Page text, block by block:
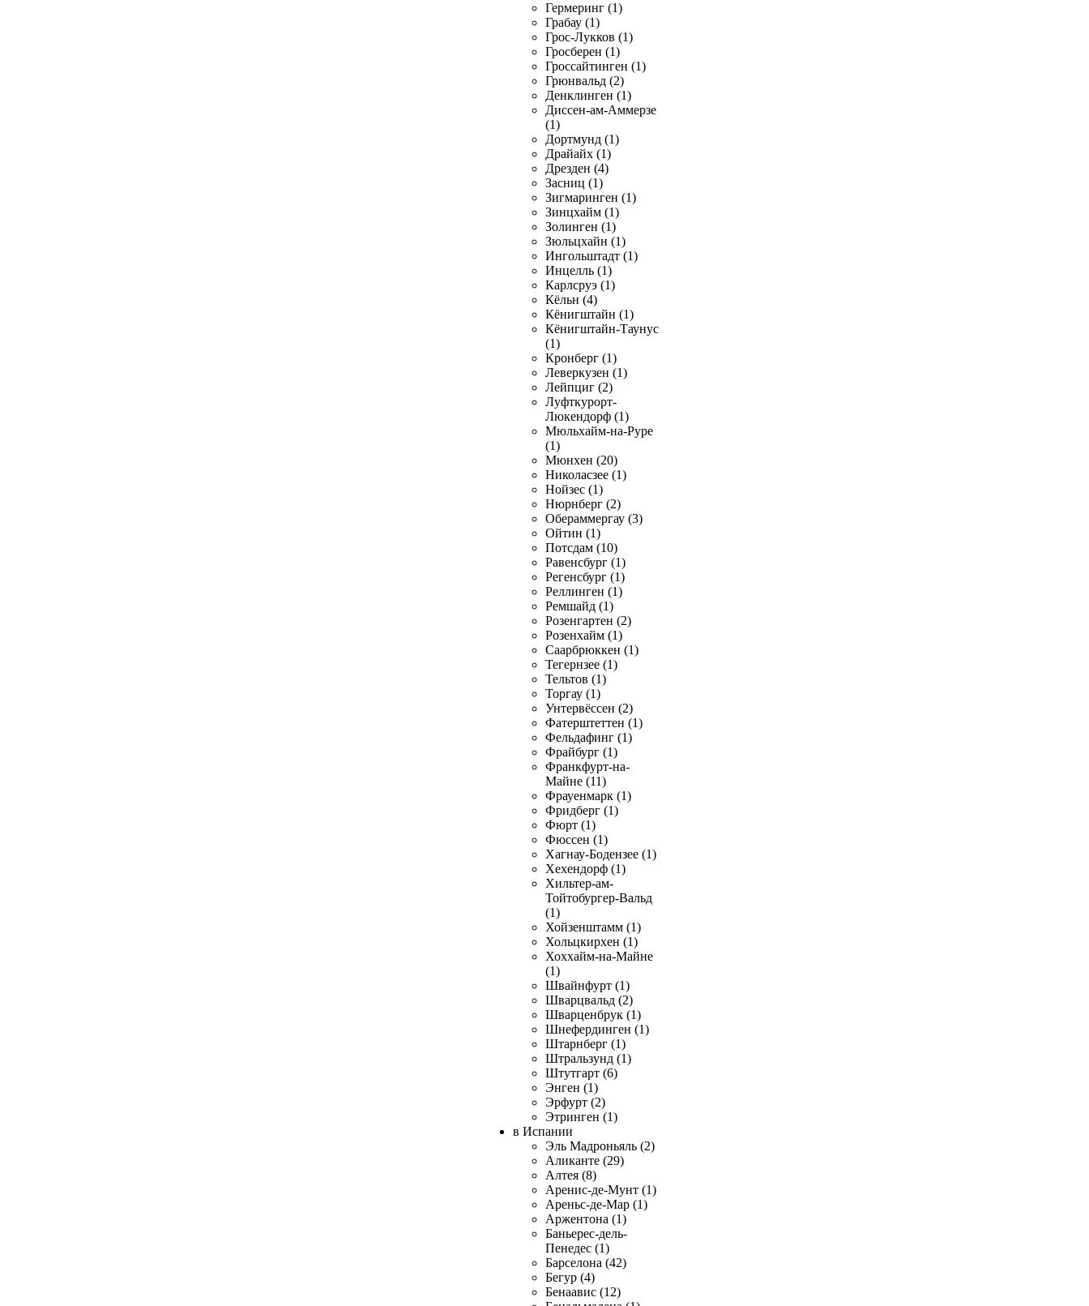
Гермеринг (1)
Грабау (1)
Грос-Лукков (1)
Гросберен (1)
Гроссайтинген (1)
Грюнвальд (2)
Денклинген (1)
Диссен-ам-Аммерзе
(1)
Дортмунд (1)
Драйайх (1)
Дрезден (4)
Засниц (1)
Зигмаринген (1)
Зинцхайм (1)
Золинген (1)
Зюльцхайн (1)
Ингольштадт (1)
Инцелль (1)
Карлсруэ (1)
Кёльн (4)
Кёнигштайн (1)
Кёнигштайн-Таунус
(1)
Кронберг (1)
Леверкузен (1)
Лейпциг (2)
Луфткурорт-
Люкендорф (1)
Мюльхайм-на-Руре
(1)
Мюнхен (20)
Николасзее (1)
Нойзес (1)
Нюрнберг (2)
Обераммергау (3)
Ойтин (1)
Потсдам (10)
Равенсбург (1)
Регенсбург (1)
Реллинген (1)
Ремшайд (1)
Розенгартен (2)
Розенхайм (1)
Саарбрюккен (1)
Тегернзее (1)
Тельтов (1)
Торгау (1)
Унтервёссен (2)
Фатерштеттен (1)
Фельдафинг (1)
Фрайбург (1)
Франкфурт-на-
Майне (11)
Фрауенмарк (1)
Фридберг (1)
Фюрт (1)
Фюссен (1)
Хагнау-Бодензее (1)
Хехендорф (1)
Хильтер-ам-
Тойтобургер-Вальд
(1)
Хойзенштамм (1)
Хольцкирхен (1)
Хоххайм-на-Майне
(1)
Швайнфурт (1)
Шварцвальд (2)
Шварценбрук (1)
Шнефердинген (1)
Штарнберг (1)
Штральзунд (1)
Штутгарт (6)
Энген (1)
Эрфурт (2)
Этринген (1)
в Испании
Эль Мадроньяль (2)
Аликанте (29)
Алтея (8)
Аренис-де-Мунт (1)
Ареньс-де-Мар (1)
Аржентона (1)
Баньерес-дель-
Пенедес (1)
Барселона (42)
Бегур (4)
Бенаавис (12)